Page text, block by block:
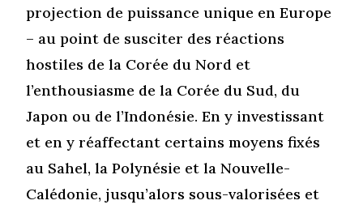
projection de puissance unique en Europe
– au point de susciter des réactions
hostiles de la Corée du Nord et
l’enthousiasme de la Corée du Sud, du
Japon ou de l’Indonésie. En y investissant
et en y réaffectant certains moyens fixés
au Sahel, la Polynésie et la Nouvelle-
Calédonie, jusqu’alors sous-valorisées et